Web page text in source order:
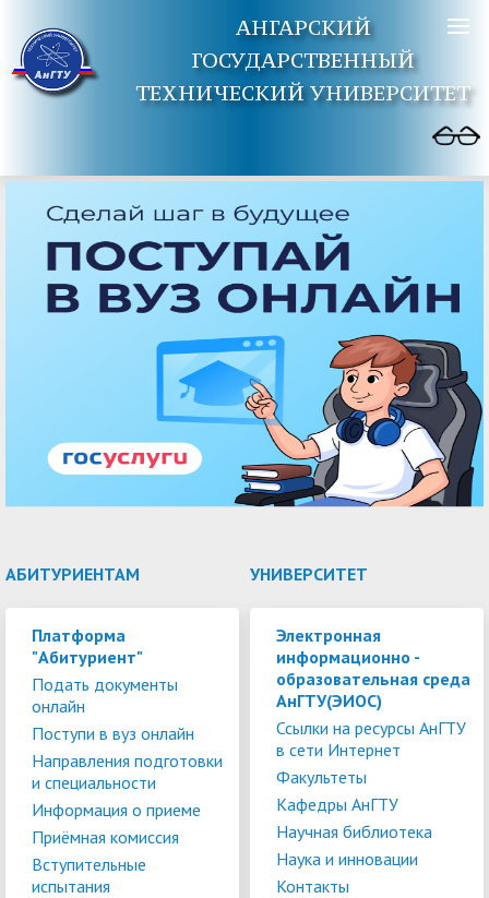
АНГАРСКИЙ
ГОСУДАРСТВЕННЫЙ
ТЕХНИЧЕСКИЙ УНИВЕРСИТЕТ
АБИТУРИЕНТАМ
Платформа
"Абитуриент"
Подать документы
онлайн
Поступи в вуз онлайн
Направления подготовки
и специальности
Информация о приеме
Приёмная комиссия
Вступительные
испытания
УНИВЕРСИТЕТ
Электронная
информационно -
образовательная среда
АнГТУ(ЭИОС)
Ссылки на ресурсы АнГТУ
в сети Интернет
Факультеты
Кафедры АнГТУ
Научная библиотека
Наука и инновации
Контакты